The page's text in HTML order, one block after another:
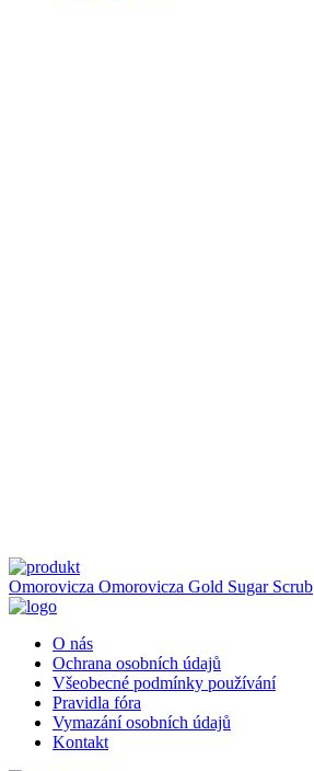
Omorovicza Omorovicza Gold Sugar Scrub
O nás
Ochrana osobních údajů
Všeobecné podmínky používání
Pravidla fóra
Vymazání osobních údajů
Kontakt